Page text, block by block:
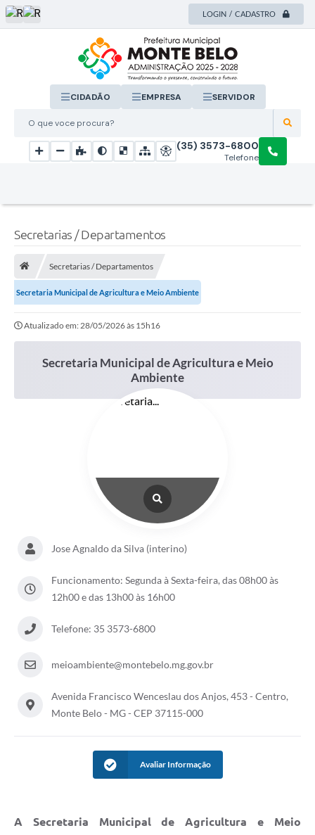
LOGIN / CADASTRO
O que voce procura?
CIDADÃO EMPRESA SERVIDOR
Telefone
(35) 3573-6800
Secretarias / Departamentos
Secretarias / Departamentos
Secretaria Municipal de Agricultura e Meio Ambiente
Atualizado em: 28/05/2026 às 15h16
Secretaria Municipal de Agricultura e Meio
Ambiente
Jose Agnaldo da Silva (interino)
Funcionamento: Segunda à Sexta-feira, das 08h00 às
12h00 e das 13h00 às 16h00
Telefone: 35 3573-6800
meioambiente@montebelo.mg.gov.br
Avenida Francisco Wenceslau dos Anjos, 453 - Centro,
Monte Belo - MG - CEP 37115-000
Avaliar Informação
A Secretaria Municipal de Agricultura e Meio